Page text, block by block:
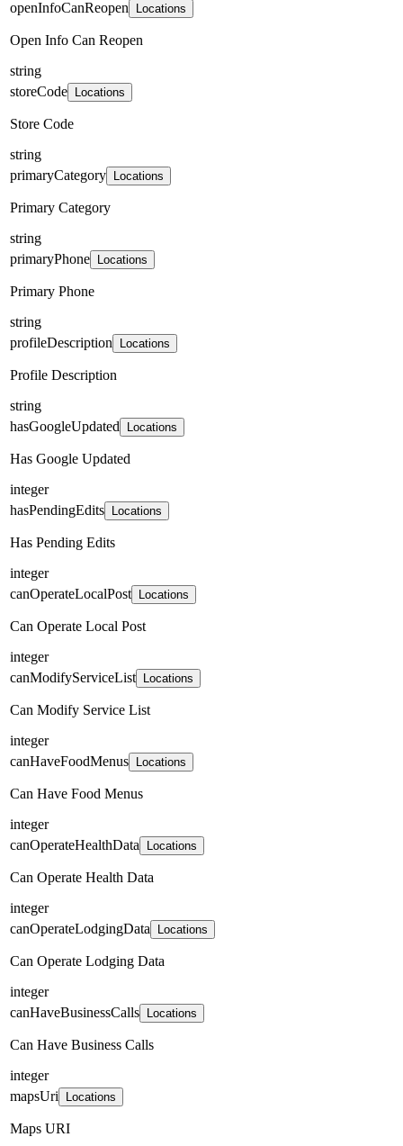
openInfoCanReopen Locations
Open Info Can Reopen
string
storeCode
Locations
Store Code
string
primaryCategory
Locations
Primary Category
string
primaryPhone
Locations
Primary Phone
string
profileDescription
Locations
Profile Description
string
hasGoogleUpdated
Locations
Has Google Updated
integer
hasPendingEdits
Locations
Has Pending Edits
integer
canOperateLocalPost
Locations
Can Operate Local Post
integer
canModifyServiceList
Locations
Can Modify Service List
integer
canHaveFoodMenus
Locations
Can Have Food Menus
integer
canOperateHealthData
Locations
Can Operate Health Data
integer
canOperateLodgingData
Locations
Can Operate Lodging Data
integer
canHaveBusinessCalls
Locations
Can Have Business Calls
integer
mapsUri
Locations
Maps URI